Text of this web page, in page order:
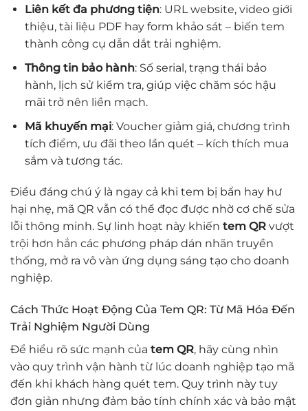
Liên kết đa phương tiện: URL website, video giới
thiệu, tài liệu PDF hay form khảo sát – biến tem
thành công cụ dẫn dắt trải nghiệm.
Thông tin bảo hành: Số serial, trạng thái bảo
hành, lịch sử kiểm tra, giúp việc chăm sóc hậu
mãi trở nên liền mạch.
Mã khuyến mại: Voucher giảm giá, chương trình
tích điểm, ưu đãi theo lần quét – kích thích mua
sắm và tương tác.
Điều đáng chú ý là ngay cả khi tem bị bẩn hay hư
hại nhẹ, mã QR vẫn có thể đọc được nhờ cơ chế sửa
lỗi thông minh. Sự linh hoạt này khiến tem QR vượt
trội hơn hẳn các phương pháp dán nhãn truyền
thống, mở ra vô vàn ứng dụng sáng tạo cho doanh
nghiệp.
Cách Thức Hoạt Động Của Tem QR: Từ Mã Hóa Đến
Trải Nghiệm Người Dùng
Để hiểu rõ sức mạnh của tem QR, hãy cùng nhìn
vào quy trình vận hành từ lúc doanh nghiệp tạo mã
đến khi khách hàng quét tem. Quy trình này tuy
đơn giản nhưng đảm bảo tính chính xác và bảo mật